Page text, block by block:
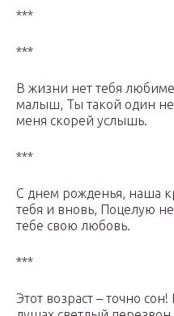
***
***
В жизни нет тебя
малыш, Ты такой один
меня скорей услышь.
***
С днем рожденья, наша
тебя и вновь, Поцелую
тебе свою любовь.
***
Этот возраст – точно